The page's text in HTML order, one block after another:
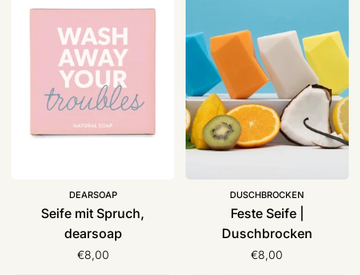
dearsoap
DEARSOAP
Seife mit Spruch,
dearsoap
€8,00
Duschbrocken
DUSCHBROCKEN
Feste Seife |
Duschbrocken
€8,00